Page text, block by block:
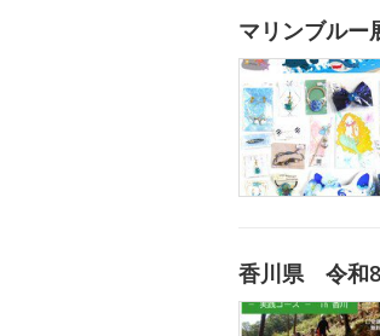
マリンブルー
香川県 令和8